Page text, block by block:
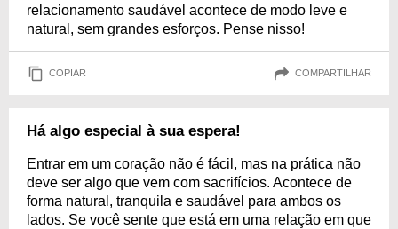
relacionamento saudável acontece de modo leve e
natural, sem grandes esforços. Pense nisso!
COPIAR COMPARTILHAR
Há algo especial à sua espera!
Entrar em um coração não é fácil, mas na prática não
deve ser algo que vem com sacrifícios. Acontece de
forma natural, tranquila e saudável para ambos os
lados. Se você sente que está em uma relação em que